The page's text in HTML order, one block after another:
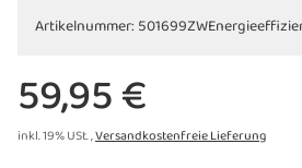
Artikelnummer: 501699ZW
59,95 €
inkl. 19% USt. ,Versandkostenfreie Lieferung